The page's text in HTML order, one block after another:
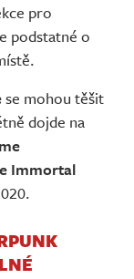
pro
podstatné o
se mohou těšit
dojde na
Immortal